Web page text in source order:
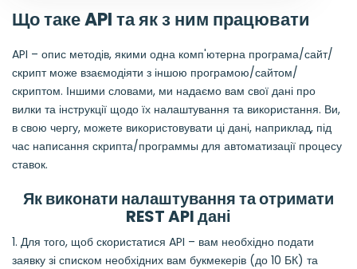
Що таке API та як з ним працювати
API – опис методів, якими одна комп'ютерна програма/сайт/
скрипт може взаємодіяти з іншою програмою/сайтом/
скриптом. Іншими словами, ми надаємо вам свої дані про
вилки та інструкції щодо їх налаштування та використання. Ви,
в свою чергу, можете використовувати ці дані, наприклад, під
час написання скрипта/программы для автоматизації процесу
ставок.
Як виконати налаштування та отримати
REST API дані
1. Для того, щоб скористатися API – вам необхідно подати
заявку зі списком необхідних вам букмекерів (до 10 БК) та